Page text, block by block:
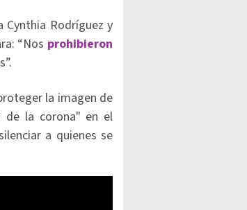
Cynthia Rodríguez y
“Nos prohibieron
la imagen de
de la corona" en el
a quienes se